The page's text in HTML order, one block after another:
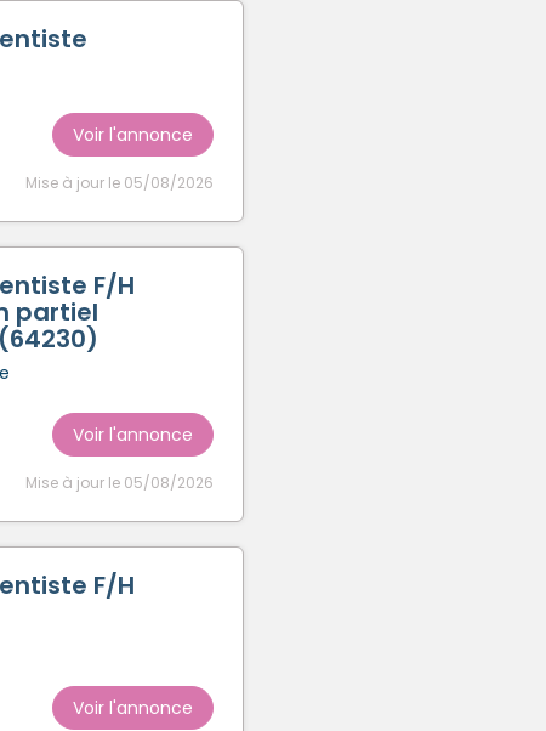
Voir l'annonce
Mise à jour le 05/08/2026
F/H
partiel
Voir l'annonce
Mise à jour le 05/08/2026
F/H
Voir l'annonce